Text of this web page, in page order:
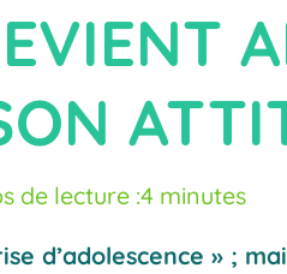
de lecture :4 minutes
d’adolescence » ;